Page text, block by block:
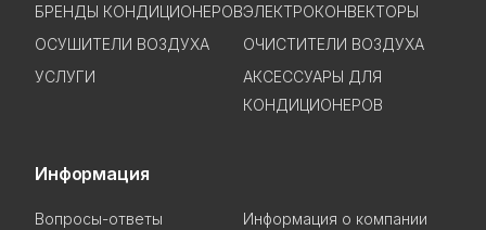
БРЕНДЫ КОНДИЦИОНЕРОВЭЛЕКТРОКОНВЕКТОРЫ
ОСУШИТЕЛИ ВОЗДУХА
ОЧИСТИТЕЛИ ВОЗДУХА
УСЛУГИ
АКСЕССУАРЫ ДЛЯ
КОНДИЦИОНЕРОВ
Информация
Вопросы-ответы Информация о компании